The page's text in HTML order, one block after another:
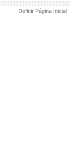
Definir Página Inicial